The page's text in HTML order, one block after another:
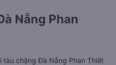
Nẵng Phan
tàu chặng Đà Nẵng Phan Thiết